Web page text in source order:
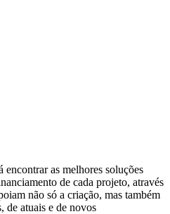
encontrar as melhores soluções
de cada projeto, através
não só a criação, mas também
de atuais e de novos